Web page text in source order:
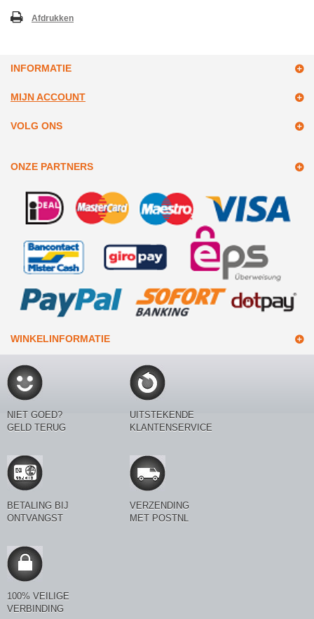
Afdrukken
INFORMATIE
MIJN ACCOUNT
VOLG ONS
ONZE PARTNERS
WINKELINFORMATIE
NIET GOED?
GELD TERUG
UITSTEKENDE
KLANTENSERVICE
BETALING BIJ
ONTVANGST
VERZENDING
MET POSTNL
100% VEILIGE
VERBINDING